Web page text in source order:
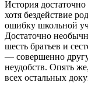
История
хотя бездействие
ошибку школьной
Достаточно
шесть братьев и
— совершенно
неудобств. Опять
всех остальных